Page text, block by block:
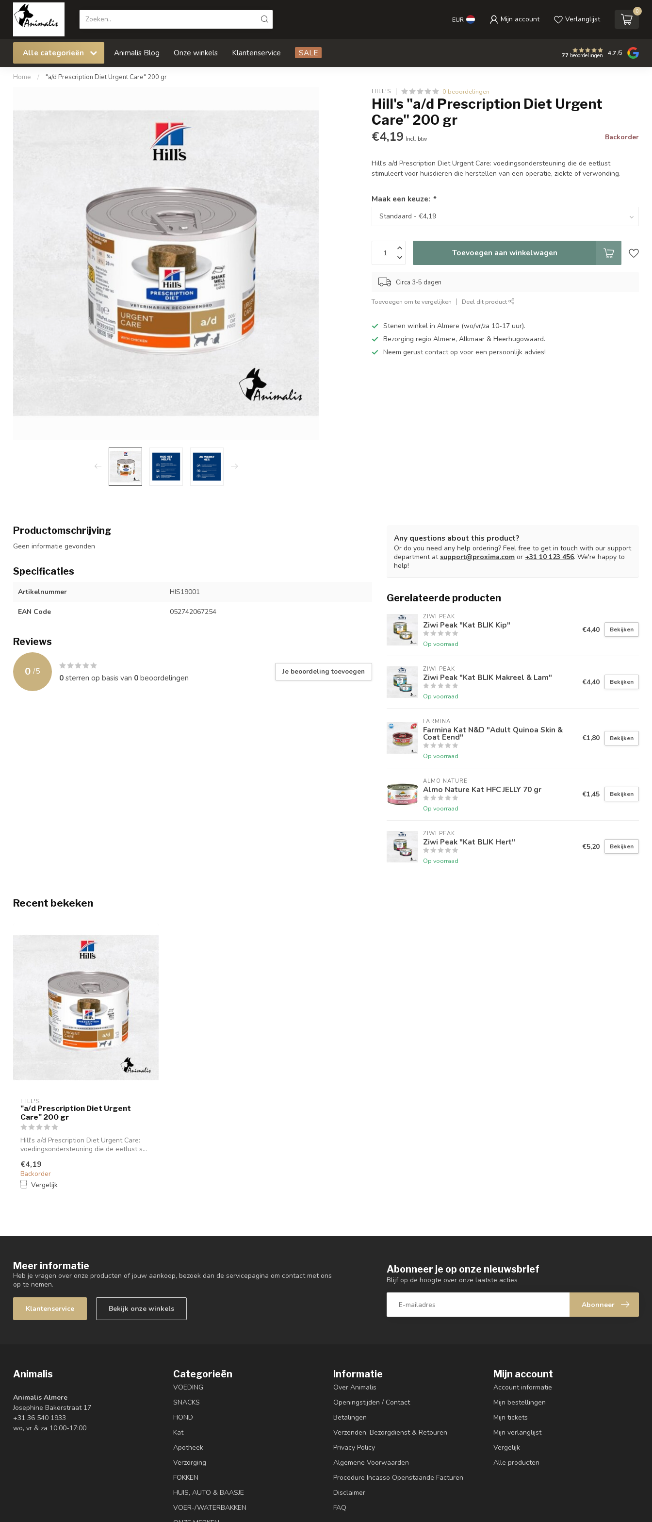
EUR Mijn account Verlanglijst
0
Alle categorieën Animalis Blog Onze winkels Klantenservice SALE 77 beoordelingen 4.7/5
Home / "a/d Prescription Diet Urgent Care" 200 gr
HILL'S 0 beoordelingen
Hill's "a/d Prescription Diet Urgent
Care" 200 gr
€4,19 Incl. btw Backorder
Hill's a/d Prescription Diet Urgent Care: voedingsondersteuning die de eetlust
stimuleert voor huisdieren die herstellen van een operatie, ziekte of verwonding.
Maak een keuze: *
Toevoegen aan winkelwagen
Circa 3-5 dagen
Toevoegen om te vergelijken Deel dit product
Stenen winkel in Almere (wo/vr/za 10-17 uur).
Bezorging regio Almere, Alkmaar & Heerhugowaard.
Neem gerust contact op voor een persoonlijk advies!
Productomschrijving
Geen informatie gevonden
Specificaties
Artikelnummer HIS19001
EAN Code 052742067254
Reviews
0 /5
0sterren op basis van 0beoordelingen
Je beoordeling toevoegen
Any questions about this product?
Or do you need any help ordering? Feel free to get in touch with our support
department atsupport@proxima.com or +31 10 123 456. We're happy to
help!
Gerelateerde producten
ZIWI PEAK
Ziwi Peak "Kat BLIK Kip"
Op voorraad
€4,40 Bekijken
ZIWI PEAK
Ziwi Peak "Kat BLIK Makreel & Lam"
Op voorraad
€4,40 Bekijken
FARMINA
Farmina Kat N&D "Adult Quinoa Skin &
Coat Eend"
Op voorraad
€1,80 Bekijken
ALMO NATURE
Almo Nature Kat HFC JELLY 70 gr
Op voorraad
€1,45 Bekijken
ZIWI PEAK
Ziwi Peak "Kat BLIK Hert"
Op voorraad
€5,20 Bekijken
Recent bekeken
HILL'S
"a/d Prescription Diet Urgent
Care" 200 gr
Hill's a/d Prescription Diet Urgent Care:
voedingsondersteuning die de eetlust s...
€4,19
Backorder
Vergelijk
Meer informatie
Heb je vragen over onze producten of jouw aankoop, bezoek dan de servicepagina om contact met ons
op te nemen.
Klantenservice Bekijk onze winkels
Abonneer je op onze nieuwsbrief
Blijf op de hoogte over onze laatste acties
Abonneer
Animalis
Animalis Almere
Josephine Bakerstraat 17
+31 36 540 1933
wo, vr & za 10:00-17:00
Categorieën
VOEDING
SNACKS
HOND
Kat
Apotheek
Verzorging
FOKKEN
HUIS, AUTO & BAASJE
VOER-/WATERBAKKEN
Informatie
Over Animalis
Openingstijden / Contact
Betalingen
Verzenden, Bezorgdienst & Retouren
Privacy Policy
Algemene Voorwaarden
Procedure Incasso Openstaande Facturen
Disclaimer
FAQ
Mijn account
Account informatie
Mijn bestellingen
Mijn tickets
Mijn verlanglijst
Vergelijk
Alle producten